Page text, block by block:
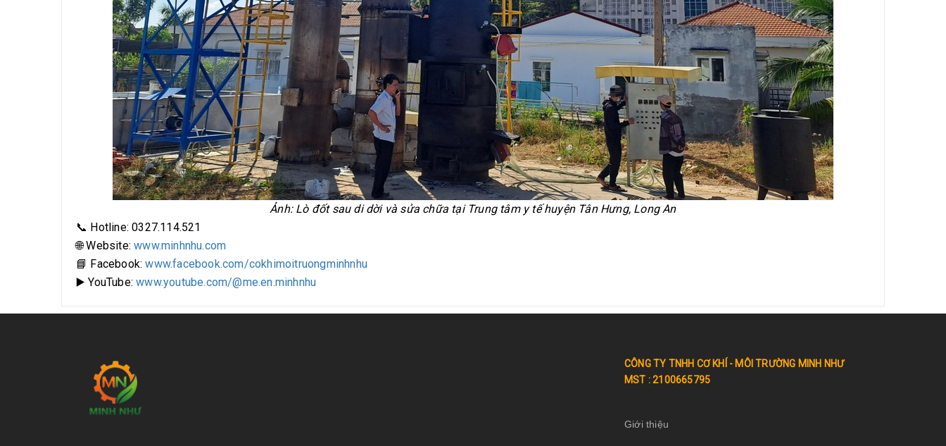
Ảnh: Lò đốt sau di dời và sửa chữa tại Trung tâm y tế huyện Tân Hưng, Long An
📞 Hotline: 0327.114.521
🌐 Website:www.minhnhu.com
📘 Facebook:www.facebook.com/cokhimoitruongminhnhu
▶️ YouTube:www.youtube.com/@me.en.minhnhu
CÔNG TY TNHH CƠ KHÍ - MÔI TRƯỜNG MINH NHƯ
MST : 2100665795
Giới thiệu